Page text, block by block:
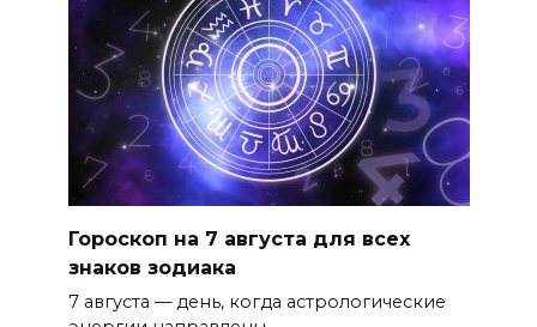
Гороскоп на 7 августа для всех
знаков зодиака
7 августа — день, когда астрологические